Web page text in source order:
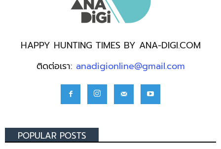
HAPPY HUNTING TIMES BY ANA-DIGI.COM
ติดต่อเรา: anadigionline@gmail.com
POPULAR POSTS